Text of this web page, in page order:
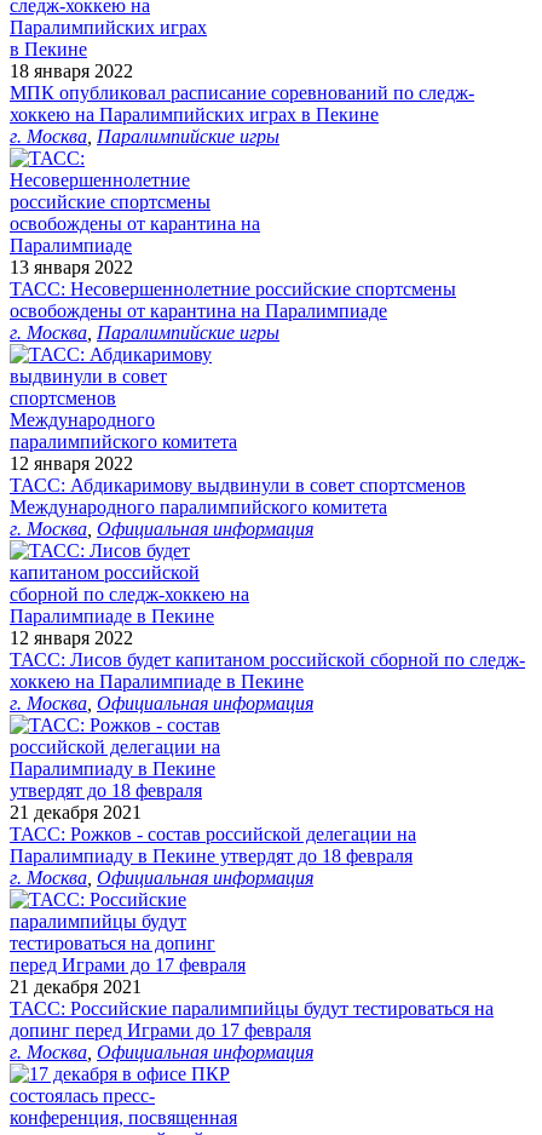
18 января 2022
МПК опубликовал расписание соревнований по следж-
хоккею на Паралимпийских играх в Пекине
г. Москва Паралимпийские игры
13 января 2022
ТАСС: Несовершеннолетние российские спортсмены
освобождены от карантина на Паралимпиаде
г. Москва Паралимпийские игры
12 января 2022
ТАСС: Абдикаримову выдвинули в совет спортсменов
Международного паралимпийского комитета
г. Москва Официальная информация
12 января 2022
ТАСС: Лисов будет капитаном российской сборной по следж-
хоккею на Паралимпиаде в Пекине
г. Москва Официальная информация
21 декабря 2021
ТАСС: Рожков - состав российской делегации на
Паралимпиаду в Пекине утвердят до 18 февраля
г. Москва Официальная информация
21 декабря 2021
ТАСС: Российские паралимпийцы будут тестироваться на
допинг перед Играми до 17 февраля
г. Москва Официальная информация